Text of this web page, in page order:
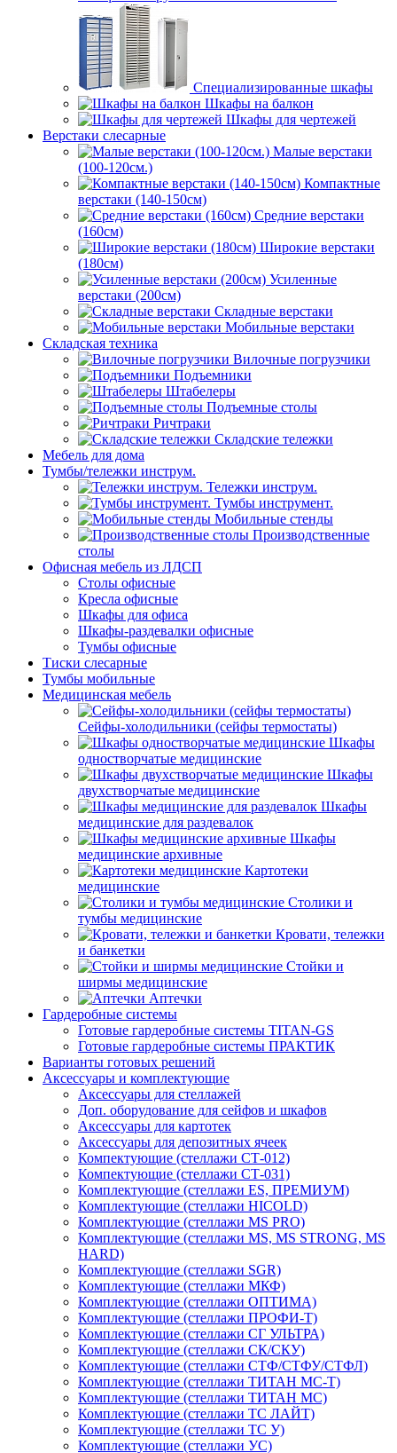
Специализированные шкафы
Шкафы на балкон
Шкафы для чертежей
Верстаки слесарные
Малые верстаки
(100-120см.)
Компактные
верстаки (140-150см)
Средние верстаки
(160см)
Широкие верстаки
(180см)
Усиленные
верстаки (200см)
Складные верстаки
Мобильные верстаки
Складская техника
Вилочные погрузчики
Подъемники
Штабелеры
Подъемные столы
Ричтраки
Складские тележки
Мебель для дома
Тумбы/тележки инструм.
Тележки инструм.
Тумбы инструмент.
Мобильные стенды
Производственные
столы
Офисная мебель из ЛДСП
Столы офисные
Кресла офисные
Шкафы для офиса
Шкафы-раздевалки офисные
Тумбы офисные
Тиски слесарные
Тумбы мобильные
Медицинская мебель
Сейфы-холодильники (сейфы термостаты)
Шкафы
одностворчатые медицинские
Шкафы
двухстворчатые медицинские
Шкафы
медицинские для раздевалок
Шкафы
медицинские архивные
Картотеки
медицинские
Столики и
тумбы медицинские
Кровати, тележки
и банкетки
Стойки и
ширмы медицинские
Аптечки
Гардеробные системы
Готовые гардеробные системы TITAN-GS
Готовые гардеробные системы ПРАКТИК
Варианты готовых решений
Аксессуары и комплектующие
Аксессуары для стеллажей
Доп. оборудование для сейфов и шкафов
Аксессуары для картотек
Аксессуары для депозитных ячеек
Компектующие (стеллажи СТ-012)
Компектующие (стеллажи СТ-031)
Комплектующие (стеллажи ES, ПРЕМИУМ)
Комплектующие (стеллажи HICOLD)
Комплектующие (стеллажи MS PRO)
Комплектующие (стеллажи MS, MS STRONG, MS
HARD)
Комплектующие (стеллажи SGR)
Комплектующие (стеллажи МКФ)
Комплектующие (стеллажи ОПТИМА)
Комплектующие (стеллажи ПРОФИ-Т)
Комплектующие (стеллажи СГ УЛЬТРА)
Комплектующие (стеллажи СК/СКУ)
Комплектующие (стеллажи СТФ/СТФУ/СТФЛ)
Комплектующие (стеллажи ТИТАН МС-Т)
Комплектующие (стеллажи ТИТАН МС)
Комплектующие (стеллажи ТС ЛАЙТ)
Комплектующие (стеллажи ТС У)
Комплектующие (стеллажи УС)